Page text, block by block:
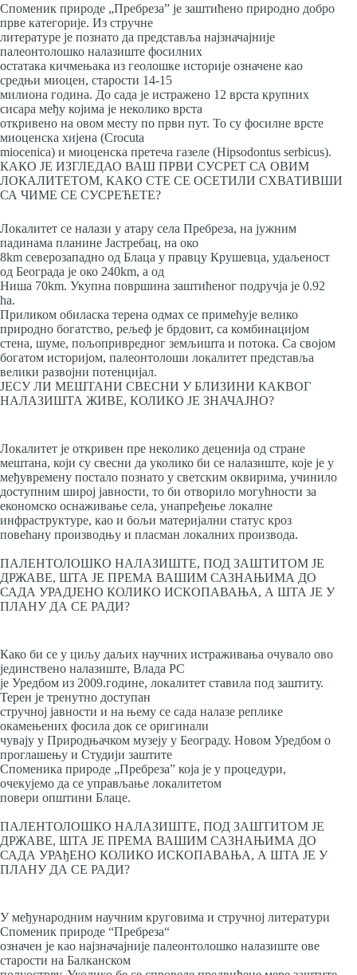
Споменик природе „Пребреза” је заштићено природно добро
прве категорије. Из стручне
литературе је познато да представља најзначајније
палеонтолошко налазиште фосилних
остатака кичмењака из геолошке историје означене као
средњи миоцен, старости 14-15
милиона година. До сада је истражено 12 врста крупних
сисара међу којима је неколико врста
откривено на овом месту по први пут. То су фосилне врсте
миоценска хијена (Crocuta
miocenica) и миоценска претеча газеле (Hipsodontus serbicus).
КАКО ЈЕ ИЗГЛЕДАО ВАШ ПРВИ СУСРЕТ СА ОВИМ
ЛОКАЛИТЕТОМ, КАКО СТЕ СЕ ОСЕТИЛИ СХВАТИВШИ
СА ЧИМЕ СЕ СУСРЕЋЕТЕ?
Локалитет се налази у атару села Пребреза, на јужним
падинама планине Јастребац, на око
8km северозападно од Блацa у правцу Крушевца, удаљеност
од Београда је око 240km, а од
Ниша 70km. Укупна површина заштићеног подручја је 0.92
ha.
Приликом обиласка терена одмах се примећује велико
природно богатство, рељеф је брдовит, са комбинацијом
стена, шуме, пољопривредног земљишта и потока. Са својом
богатом историјом, палеонтолоши локалитет представља
велики развојни потенцијал.
ЈЕСУ ЛИ МЕШТАНИ СВЕСНИ У БЛИЗИНИ КАКВОГ
НАЛАЗИШТА ЖИВЕ, КОЛИКО ЈЕ ЗНАЧАЈНО?
Локалитет је откривен пре неколико деценија од стране
мештана, који су свесни да уколико би се налазиште, које је у
међувремену постало познато у светским оквирима, учинило
доступним широј јавности, то би отворило могућности за
економско оснаживање села, унапређење локалне
инфраструктуре, као и бољи материјални статус кроз
повећану производњу и пласман локалних производа.
ПАЛЕНТОЛОШКО НАЛАЗИШТЕ, ПОД ЗАШТИТОМ ЈЕ
ДРЖАВЕ, ШТА ЈЕ ПРЕМА ВАШИМ САЗНАЊИМА ДО
САДА УРАДЈЕНО КОЛИКО ИСКОПАВАЊА, А ШТА ЈЕ У
ПЛАНУ ДА СЕ РАДИ?
Како би се у циљу даљих научних истраживања очувало ово
јединствено налазиште, Влада РС
је Уредбом из 2009.године, локалитет ставила под заштиту.
Терен је тренутно доступан
стручној јавности и на њему се сада налазе реплике
окамењених фосила док се оригинали
чувају у Природњачком музеју у Београду. Новом Уредбом о
проглашењу и Студији заштите
Споменика природе „Пребреза” која је у процедури,
очекујемо да се управљање локалитетом
повери општини Блаце.
ПАЛЕНТОЛОШКО НАЛАЗИШТЕ, ПОД ЗАШТИТОМ ЈЕ
ДРЖАВЕ, ШТА ЈЕ ПРЕМА ВАШИМ САЗНАЊИМА ДО
САДА УРАђЕНО КОЛИКО ИСКОПАВАЊА, А ШТА ЈЕ У
ПЛАНУ ДА СЕ РАДИ?
У међународним научним круговима и стручној литератури
Споменик природе “Пребреза“
означен је као најзначајније палеонтолошко налазиште ове
старости на Балканском